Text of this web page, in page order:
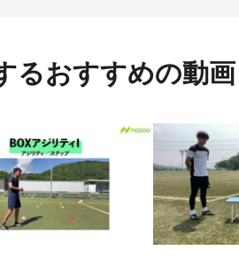
「一人一人の健康な人生をサポー
るおすすめの動画